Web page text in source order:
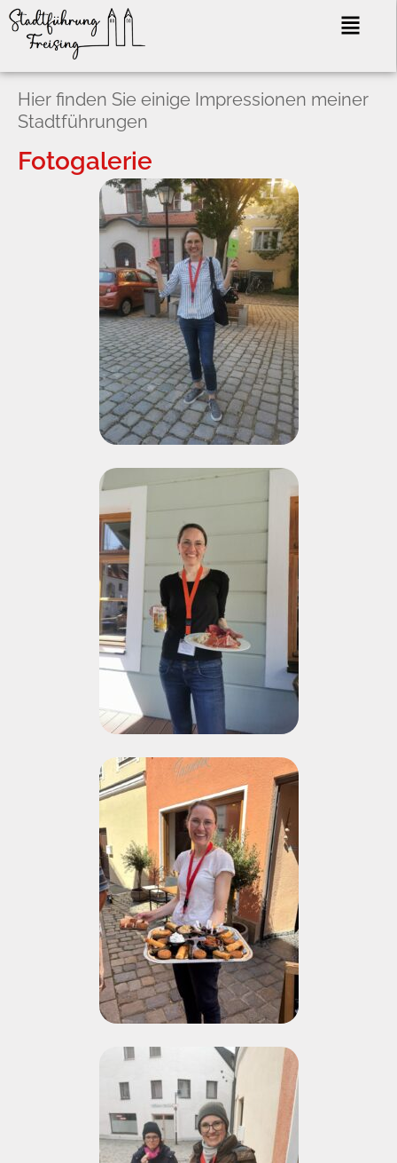
Zum
Inhalt
springen
Menü
Hier finden Sie einige Impressionen meiner
Stadtführungen
Fotogalerie